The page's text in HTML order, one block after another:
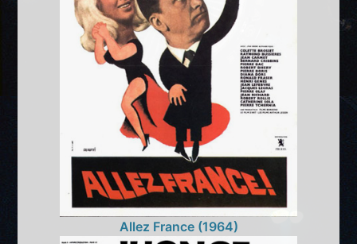
Allez France (1964)